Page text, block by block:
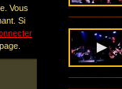
Vous
Si